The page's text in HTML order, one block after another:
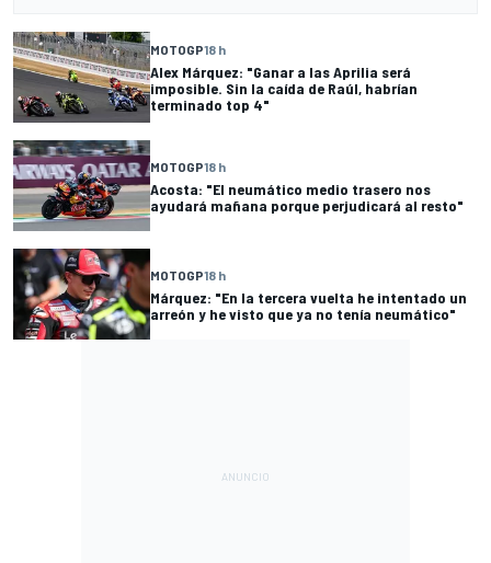
MOTOGP18 h
Alex Márquez: "Ganar a las Aprilia será
imposible. Sin la caída de Raúl, habrían
terminado top 4"
MOTOGP18 h
Acosta: "El neumático medio trasero nos
ayudará mañana porque perjudicará al resto"
MOTOGP18 h
Márquez: "En la tercera vuelta he intentado un
arreón y he visto que ya no tenía neumático"